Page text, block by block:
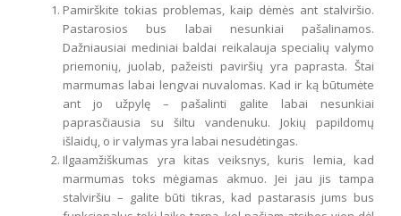
Pamirškite tokias problemas, kaip dėmės ant stalviršio.
Pastarosios bus labai nesunkiai pašalinamos.
Dažniausiai mediniai baldai reikalauja specialių valymo
priemonių, juolab, pažeisti paviršių yra paprasta. Štai
marmumas labai lengvai nuvalomas. Kad ir ką būtumėte
ant jo užpylę – pašalinti galite labai nesunkiai
paprasčiausia su šiltu vandenuku. Jokių papildomų
išlaidų, o ir valymas yra labai nesudėtingas.
Ilgaamžiškumas yra kitas veiksnys, kuris lemia, kad
marmumas toks mėgiamas akmuo. Jei jau jis tampa
stalviršiu – galite būti tikras, kad pastarasis jums bus